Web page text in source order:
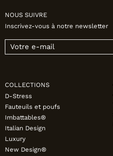
NOUS SUIVRE
Inscrivez-vous à notre newsletter
COLLECTIONS
D-Stress
Fauteuils et poufs
Imbattables®
Italian Design
Luxury
New Design®